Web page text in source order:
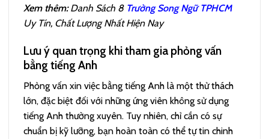
Xem thêm:Danh Sách 8 Trường Song Ngữ TPHCM
Uy Tín, Chất Lượng Nhất Hiện Nay
Lưu ý quan trọng khi tham gia phỏng vấn
bằng tiếng Anh
Phỏng vấn xin việc bằng tiếng Anh là một thử thách
lớn, đặc biệt đối với những ứng viên không sử dụng
tiếng Anh thường xuyên. Tuy nhiên, chỉ cần có sự
chuẩn bị kỹ lưỡng, bạn hoàn toàn có thể tự tin chinh